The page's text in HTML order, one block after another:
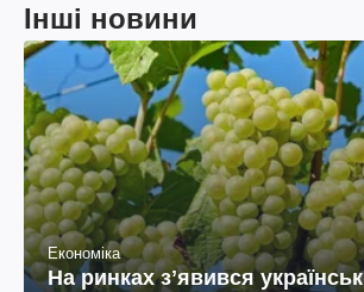
Інші новини
Економіка
На ринках зʼявився